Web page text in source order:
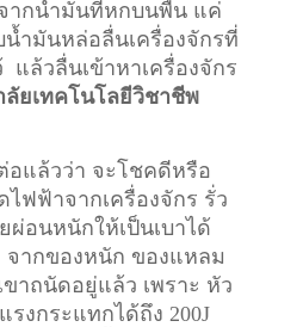
ากน้ำมันที่หกบนพื้น แค่
น้ำมันหล่อลื่นเครื่องจักรที่
ล้วลื่นเข้าหาเครื่องจักร
ลัยเทคโนโลยีวิชาชีพ
แล้วว่า จะโชคดีหรือ
ไฟฟ้าจากเครื่องจักร รั่ว
ผ่อนหนักให้เป็นเบาได้
ากของหนัก ของแหลม
ขาถนัดอยู่แล้ว เพราะ หัว
รงกระแทกได้ถึง 200J